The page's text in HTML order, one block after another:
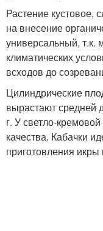
Растение кустовое,
на внесение
универсальный, т.к.
климатических
всходов до
Цилиндрические
вырастают средней
г. У светло-
качества. Кабачки
приготовления